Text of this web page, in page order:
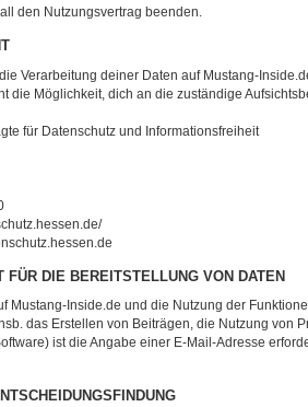
den Nutzungsvertrag beenden.
Verarbeitung deiner Daten auf Mustang-
die Möglichkeit, dich an die zuständige
für Datenschutz und Informationsfreiheit
FÜR DIE BEREITSTELLUNG VON DATEN
Mustang-Inside.de und die Nutzung der
das Erstellen von Beiträgen, die Nutzung von
ist die Angabe einer E-Mail-Adresse